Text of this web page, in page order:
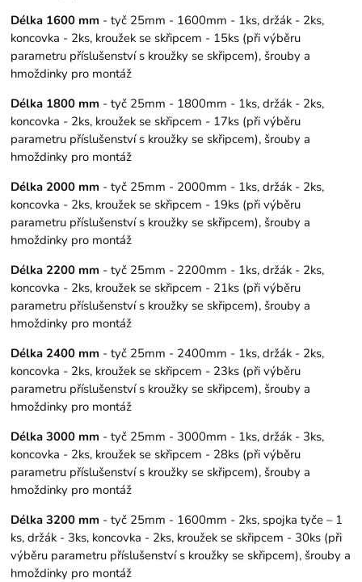
Délka 1600 mm - tyč 25mm - 1600mm - 1ks, držák - 2ks,
koncovka - 2ks, kroužek se skřipcem - 15ks (při výběru
parametru příslušenství s kroužky se skřipcem), šrouby a
hmoždinky pro montáž
Délka 1800 mm - tyč 25mm - 1800mm - 1ks, držák - 2ks,
koncovka - 2ks, kroužek se skřipcem - 17ks (při výběru
parametru příslušenství s kroužky se skřipcem), šrouby a
hmoždinky pro montáž
Délka 2000 mm - tyč 25mm - 2000mm - 1ks, držák - 2ks,
koncovka - 2ks, kroužek se skřipcem - 19ks (při výběru
parametru příslušenství s kroužky se skřipcem), šrouby a
hmoždinky pro montáž
Délka 2200 mm - tyč 25mm - 2200mm - 1ks, držák - 2ks,
koncovka - 2ks, kroužek se skřipcem - 21ks (při výběru
parametru příslušenství s kroužky se skřipcem), šrouby a
hmoždinky pro montáž
Délka 2400 mm - tyč 25mm - 2400mm - 1ks, držák - 2ks,
koncovka - 2ks, kroužek se skřipcem - 23ks (při výběru
parametru příslušenství s kroužky se skřipcem), šrouby a
hmoždinky pro montáž
Délka 3000 mm - tyč 25mm - 3000mm - 1ks, držák - 3ks,
koncovka - 2ks, kroužek se skřipcem - 28ks (při výběru
parametru příslušenství s kroužky se skřipcem), šrouby a
hmoždinky pro montáž
Délka 3200 mm - tyč 25mm - 1600mm - 2ks, spojka tyče – 1
ks, držák - 3ks, koncovka - 2ks, kroužek se skřipcem - 30ks (při
výběru parametru příslušenství s kroužky se skřipcem), šrouby a
hmoždinky pro montáž